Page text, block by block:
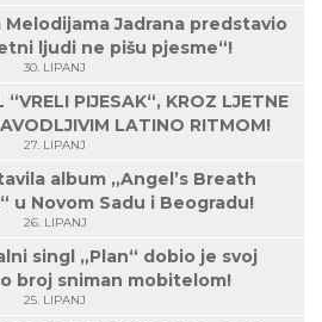
Jadrana predstavio
ljudi ne pišu pjesme“!
30. LIPANJ
PIJESAK“, KROZ LJETNE
LATINO RITMOM!
27. LIPANJ
album „Angel’s Breath
u Novom Sadu i Beogradu!
26. LIPANJ
singl „Plan“ dobio je svoj
broj sniman mobitelom!
25. LIPANJ